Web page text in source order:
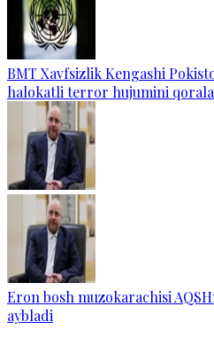
BMT Xavfsizlik Kengashi
halokatli terror hujumini
Eron bosh muzokarachisi
aybladi